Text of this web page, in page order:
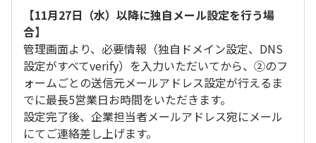
【11月27日（水）以降に独自メール設定を行う場
合】
管理画面より、必要情報（独自ドメイン設定、DNS
設定がすべてverify）を入力いただいてから、②のフ
ォームごとの送信元メールアドレス設定が行えるま
でに最長5営業日お時間をいただきます。
設定完了後、企業担当者メールアドレス宛にメール
にてご連絡差し上げます。